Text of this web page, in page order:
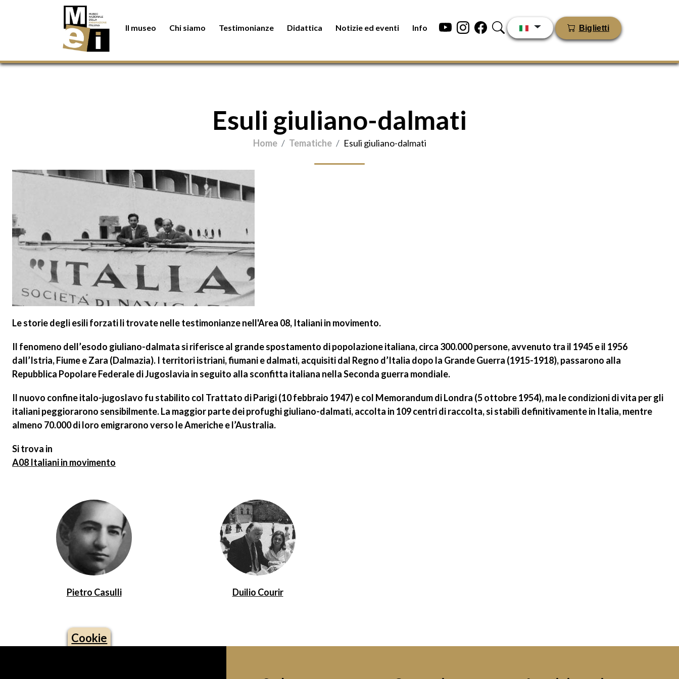
Salta al contenuto principale
Il museo Chi siamo Testimonianze Didattica Notizie ed eventi Info Biglietti
Esuli giuliano-dalmati
Home Tematiche Esuli giuliano-dalmati
Immagine
Le storie degliesili forzatili trovate nelle testimonianzenell'Area 08, Italiani in movimento.
Il fenomeno dell’esodo giuliano-dalmata si riferisce al grande spostamento di popolazione italiana, circa 300.000 persone, avvenuto tra il 1945 e il 1956
dall’Istria, Fiume e Zara (Dalmazia). I territori istriani, fiumani e dalmati, acquisiti dal Regno d’Italia dopo la Grande Guerra (1915-1918), passarono alla
Repubblica Popolare Federale di Jugoslavia in seguito alla sconfitta italiana nella Seconda guerra mondiale.
Il nuovo confine italo-jugoslavo fu stabilito col Trattato di Parigi(10 febbraio 1947)e col Memorandum di Londra (5 ottobre 1954), ma le condizioni di vita per gli
italiani peggiorarono sensibilmente. La maggior parte dei profughi giuliano-dalmati, accolta in 109 centri di raccolta, si stabilì definitivamente in Italia, mentre
almeno 70.000 di loro emigrarono verso le Americhe e l’Australia.
Si trova in
A08 Italiani in movimento
Pietro Casulli Duilio Courir
Cookie